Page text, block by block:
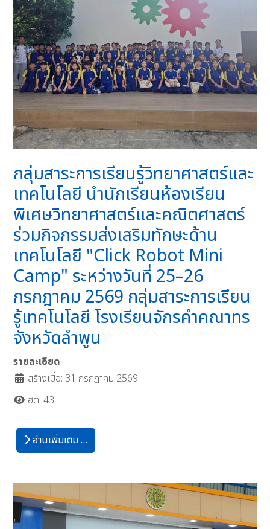
กลุ่มสาระการเรียนรู้วิทยาศาสตร์และ
เทคโนโลยี นำนักเรียนห้องเรียน
พิเศษวิทยาศาสตร์และคณิตศาสตร์
ร่วมกิจกรรมส่งเสริมทักษะด้าน
เทคโนโลยี "Click Robot Mini
Camp" ระหว่างวันที่ 25–26
กรกฎาคม 2569 กลุ่มสาระการเรียน
รู้เทคโนโลยี โรงเรียนจักรคำคณาทร
จังหวัดลำพูน
รายละเอียด
สร้างเมื่อ: 31 กรกฎาคม 2569
ฮิต: 43
อ่านเพิ่มเติม …